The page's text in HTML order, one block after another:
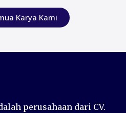
Karya Kami
perusahaan dari CV.